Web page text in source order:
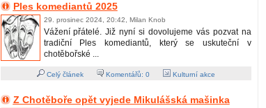
Ples komediantů 2025
29. prosinec 2024, 20:42, Milan Knob
Vážení přátelé. Již nyní si dovolujeme vás pozvat na
tradiční Ples komediantů, který se uskuteční v
chotěbořské ...
Celý článek Komentářů: 0 Kulturní akce
Z Chotěboře opět vyjede Mikulášská mašinka